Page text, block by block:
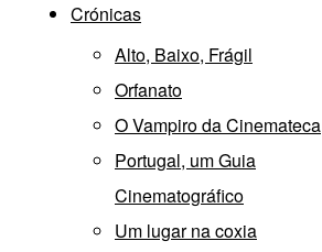
Crónicas
Alto, Baixo, Frágil
Orfanato
O Vampiro da Cinemateca
Portugal, um Guia
Cinematográfico
Um lugar na coxia